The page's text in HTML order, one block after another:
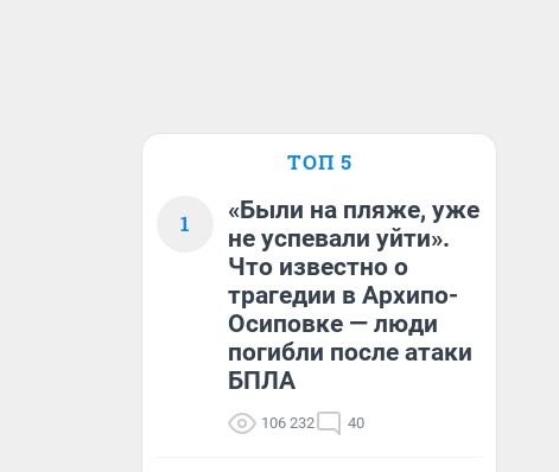
ТОП 5
1
«Были на пляже, уже
не успевали уйти».
Что известно о
трагедии в Архипо-
Осиповке — люди
погибли после атаки
БПЛА
106 232 40